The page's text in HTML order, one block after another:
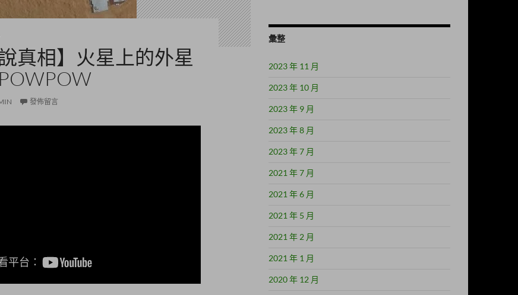
真相】火星上的外星
發佈留言
彙整
2023 年 11 月
2023 年 10 月
2023 年 9 月
2023 年 8 月
2023 年 7 月
2021 年 7 月
2021 年 6 月
2021 年 5 月
2021 年 2 月
2021 年 1 月
2020 年 12 月